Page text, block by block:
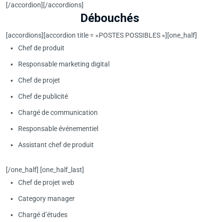
[/accordion][/accordions]
Débouchés
[accordions][accordion title = »POSTES POSSIBLES »][one_half]
Chef de produit
Responsable marketing digital
Chef de projet
Chef de publicité
Chargé de communication
Responsable événementiel
Assistant chef de produit
[/one_half] [one_half_last]
Chef de projet web
Category manager
Chargé d’études